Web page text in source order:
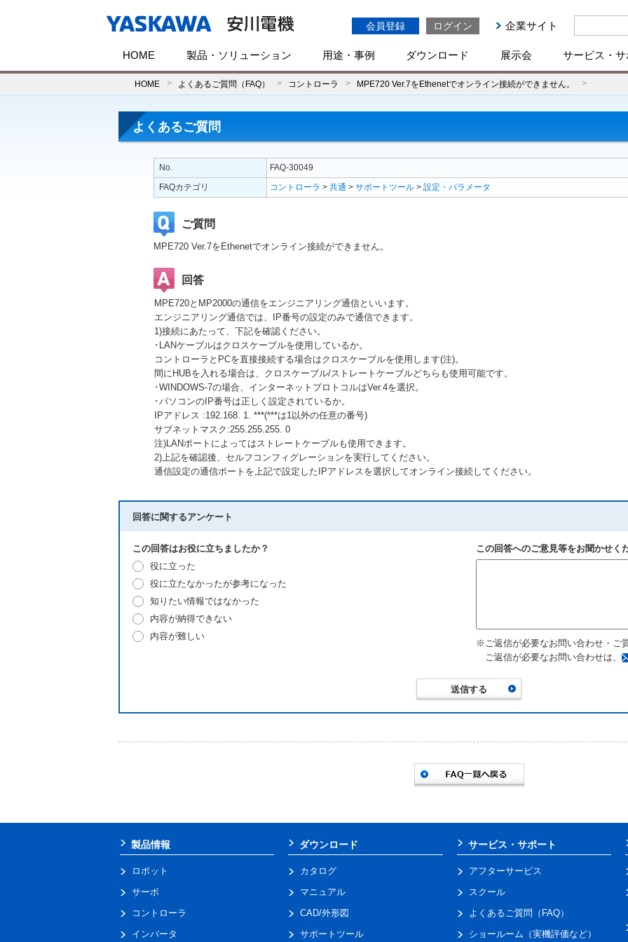
会員登録 ログイン 企業サイト
HOME 製品・ソリューション 用途・事例 ダウンロード 展示会 サービス・
HOME よくあるご質問（FAQ） コントローラ MPE720 Ver.7をEthenetでオンライン接続ができません。
よくあるご質問
No.
FAQ-30049
FAQカテゴリ
コントローラ > 共通 > サポートツール > 設定・パラメータ
ご質問
MPE720 Ver.7をEthenetでオンライン接続ができません。
回答
MPE720とMP2000の通信をエンジニアリング通信といいます。
エンジニアリング通信では、IP番号の設定のみで通信できます。
1)接続にあたって、下記を確認ください。
･LANケーブルはクロスケーブルを使用しているか。
コントローラとPCを直接接続する場合はクロスケーブルを使用します(注)。
間にHUBを入れる場合は、クロスケーブル/ストレートケーブルどちらも使用可能です。
･WINDOWS-7の場合、インターネットプロトコルはVer.4を選択。
･パソコンのIP番号は正しく設定されているか。
IPアドレス :192.168. 1. ***(***は1以外の任意の番号)
サブネットマスク:255.255.255. 0
注)LANポートによってはストレートケーブルも使用できます。
2)上記を確認後、セルフコンフィグレーションを実行してください。
通信設定の通信ポートを上記で設定したIPアドレスを選択してオンライン接続してください。
回答に関するアンケート
この回答はお役に立ちましたか？
役に立った
役に立たなかったが参考になった
知りたい情報ではなかった
内容が納得できない
内容が難しい
この回答へのご意見等をお聞かせく
※ご返信が必要なお問い合わせ・ご
ご返信が必要なお問い合わせは、
製品情報
ロボット
サーボ
コントローラ
インバータ
ダウンロード
カタログ
マニュアル
CAD/外形図
サポートツール
サービス・サポート
アフターサービス
スクール
よくあるご質問（FAQ）
ショールーム（実機評価など）